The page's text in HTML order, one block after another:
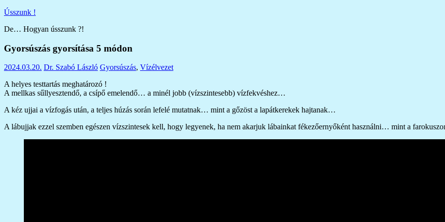
Skip
content
Ússzunk !
De… Hogyan ússzunk ?!
Gyorsúszás gyorsítása 5 módon
2024.03.20. Dr. Szabó László Gyorsúszás, Vízélvezet
A helyes testtartás meghatározó !
A mellkas sűllyesztendő, a csípő emelendő… a minél jobb (vízszintesebb) vízfekvéshez…
A kéz ujjai a vízfogás után, a teljes húzás során lefelé mutatnak… mint a gőzöst a lapátkerekek hajtanak…
A lábujjak ezzel szemben egészen vízszintesek kell, hogy legyenek, ha nem akarjuk lábainkat fékezőernyőként használni… mint a